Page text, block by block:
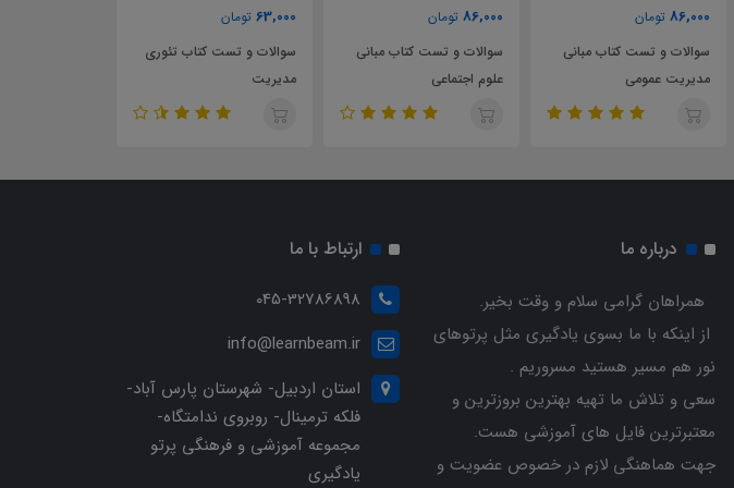
86,000 تومان
سوالات و تست کتاب مبانی
علوم اجتماعی
63,000 تومان
سوالات و تست کتاب تئوری
مدیریت
86,000 تومان
سوالات و تست کتاب سم
شناسی صنعتی و شغلی
درباره ما
همراهان گرامی سلام و وقت بخیر.
از اینکه با ما بسوی یادگیری مثل پرتوهای
نور هم مسیر هستید مسروریم .
سعی و تلاش ما تهیه بهترین بروزترین و
معتبرترین فایل های آموزشی هست.
جهت هماهنگی لازم در خصوص عضویت و
ارتباط با ما
045-32786898
info@learnbeam.ir
استان اردبیل- شهرستان پارس آباد-
فلکه ترمینال- روبروی ندامتگاه-
مجموعه آموزشی و فرهنگی پرتو
یادگیری